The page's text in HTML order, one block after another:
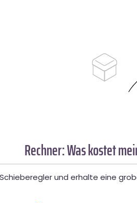
Rechner: Was kostet
und erhalte eine